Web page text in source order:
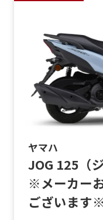
ヤマハ
JOG 125（
※メーカー
ございます※